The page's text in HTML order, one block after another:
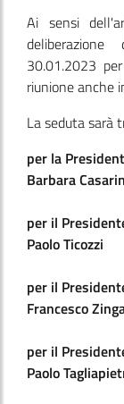
Ai sensi
30.01.2023
riunione anche
La seduta sarà
per la
Barbara Casarin
per il
Paolo Ticozzi
per il
Francesco
per il
Paolo